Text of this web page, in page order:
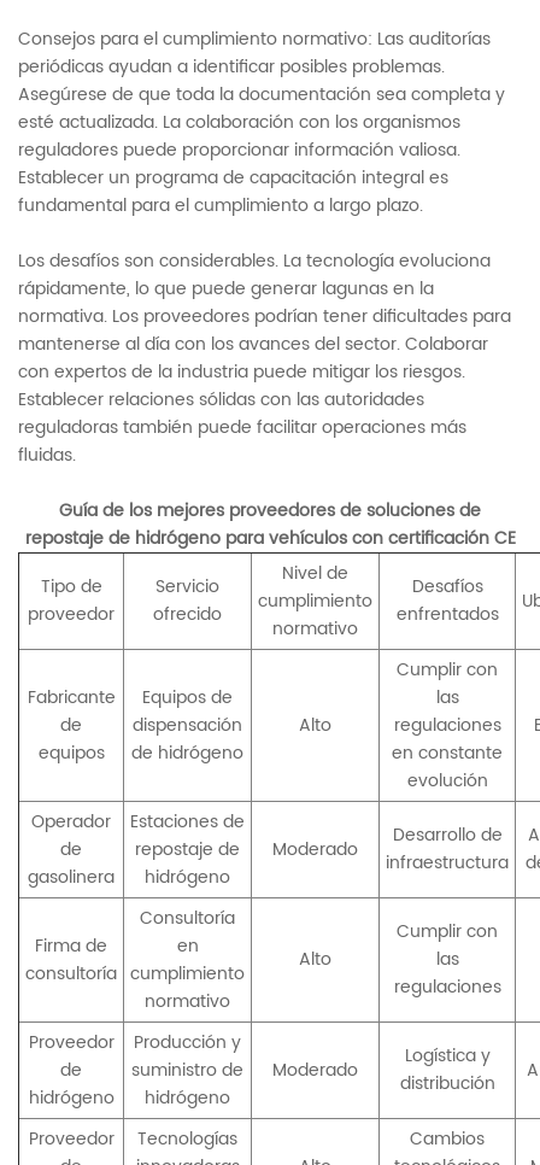
Consejos para el cumplimiento normativo: Las auditorías
periódicas ayudan a identificar posibles problemas.
Asegúrese de que toda la documentación sea completa y
esté actualizada. La colaboración con los organismos
reguladores puede proporcionar información valiosa.
Establecer un programa de capacitación integral es
fundamental para el cumplimiento a largo plazo.
Los desafíos son considerables. La tecnología evoluciona
rápidamente, lo que puede generar lagunas en la
normativa. Los proveedores podrían tener dificultades para
mantenerse al día con los avances del sector. Colaborar
con expertos de la industria puede mitigar los riesgos.
Establecer relaciones sólidas con las autoridades
reguladoras también puede facilitar operaciones más
fluidas.
Guía de los mejores proveedores de soluciones de
repostaje de hidrógeno para vehículos con certificación CE
Tipo de
proveedor
Servicio
ofrecido
Nivel de
cumplimiento
normativo
Desafíos
enfrentados
Fabricante
de
equipos
Equipos de
dispensación
de hidrógeno
Alto
Cumplir con
las
regulaciones
en constante
evolución
Operador
de
gasolinera
Estaciones de
repostaje de
hidrógeno
Moderado
Desarrollo de
infraestructura
Firma de
consultoría
Consultoría
en
cumplimiento
normativo
Alto
Cumplir con
las
regulaciones
Proveedor
de
hidrógeno
Producción y
suministro de
hidrógeno
Moderado
Logística y
distribución
Proveedor
Tecnologías
Cambios